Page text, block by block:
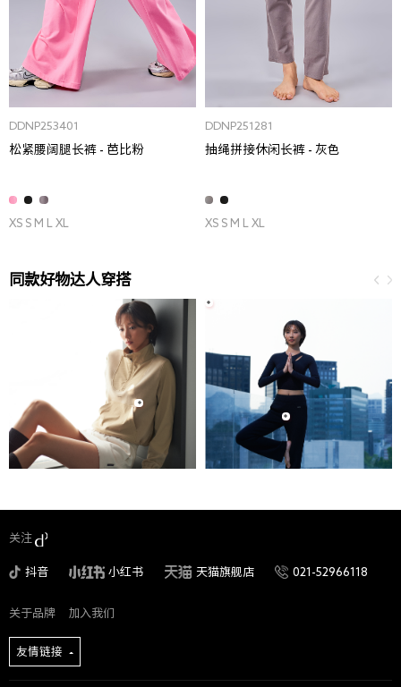
DDNP253401
松紧腰阔腿长裤 - 芭比粉
XS S M L XL
DDNP251281
抽绳拼接休闲长裤 - 灰色
XS S M L XL
同款好物达人穿搭
关注
抖音 小红书 天猫旗舰店 021-52966118
关于品牌 加入我们
友情链接